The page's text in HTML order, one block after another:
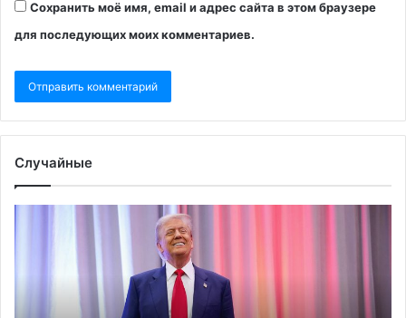
Сохранить моё имя, email и адрес сайта в этом браузере
для последующих моих комментариев.
Случайные